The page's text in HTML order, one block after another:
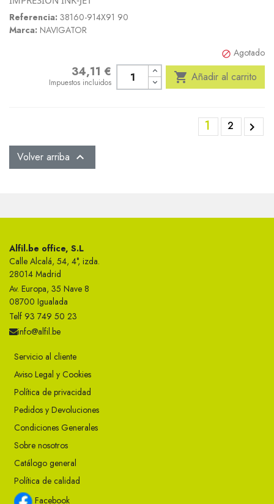
Referencia: 38160-914X91 90
Marca: NAVIGATOR
 Agotado
34,11 €
Impuestos incluidos  Añadir al carrito
1 2 
Volver arriba 
Alfil.be office, S.L
Calle Alcalá, 54, 4°, izda.
28014 Madrid
Av. Europa, 35 Nave 8
08700 Igualada
Telf 93 749 50 23
info@alfil.be
Servicio al cliente
Aviso Legal y Cookies
Política de privacidad
Pedidos y Devoluciones
Condiciones Generales
Sobre nosotros
Catálogo general
Política de calidad
Facebook